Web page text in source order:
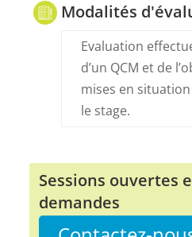
Modalités
Evaluation
d’un QCM et de
mises en
le stage.
Sessions ouvertes
demandes